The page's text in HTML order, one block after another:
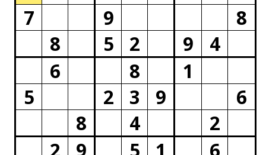
7
9
8
8
5 2 9
4
6
8
1
5
2 3 9
6
8
4
2